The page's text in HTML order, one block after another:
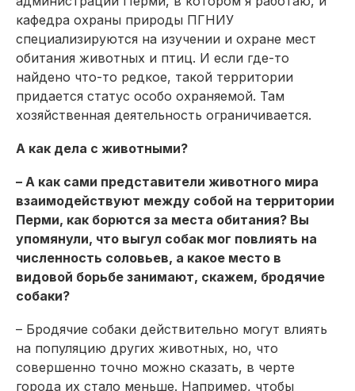
кафедра охраны природы ПГНИУ
специализируются на изучении и охране мест
обитания животных и птиц. И если где-то
найдено что-то редкое, такой территории
придается статус особо охраняемой. Там
хозяйственная деятельность ограничивается.
А как дела с животными?
– А как сами представители животного мира
взаимодействуют между собой на территории
Перми, как борются за места обитания? Вы
упомянули, что выгул собак мог повлиять на
численность соловьев, а какое место в
видовой борьбе занимают, скажем, бродячие
собаки?
– Бродячие собаки действительно могут влиять
на популяцию других животных, но, что
совершенно точно можно сказать, в черте
города их стало меньше. Например, чтобы